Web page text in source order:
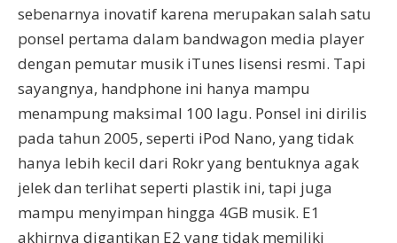
sebenarnya inovatif karena merupakan salah satu
ponsel pertama dalam bandwagon media player
dengan pemutar musik iTunes lisensi resmi. Tapi
sayangnya, handphone ini hanya mampu
menampung maksimal 100 lagu. Ponsel ini dirilis
pada tahun 2005, seperti iPod Nano, yang tidak
hanya lebih kecil dari Rokr yang bentuknya agak
jelek dan terlihat seperti plastik ini, tapi juga
mampu menyimpan hingga 4GB musik. E1
akhirnya digantikan E2 yang tidak memiliki